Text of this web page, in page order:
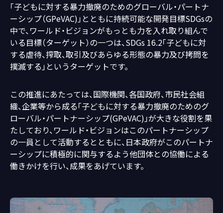
「子どもに対する暴力撤廃のためのグローバル・パートナ
ーシップ（GPeVAC)」とともに持続可能な開発目標SDGsの
中で、ワールド・ビジョンがもっとも力を入れ取り組んで
いる目標（ターゲット）の一つは、SDGs 16.2「子どもに対
する虐待、搾取、取引及びあらゆる形態の暴力及び拷問を
撲滅する」というターゲットです。
この推進にあたっては、国際機関、各国政府、市民社会組
織、企業等から成る「子どもに対する暴力撤廃のためのグ
ローバル・パートナーシップ(GPeVAC)」が大きな役割を果
たしており、ワールド・ビジョンはこのパートナーシップ
の一員として活動するとともに、日本政府がこのパートナ
ーシップに積極的に関与するよう他団体との協働による
働きかけを行い、成果をあげています。